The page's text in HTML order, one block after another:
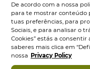
envolvente deixa
delicadamente
isto, graças à sua
vegetal.
Formato em
De acordo com a nossa
para te mostrar conteúdo
tuas preferências, para
Sociais, e para analisar o
Cookies” estás a
saberes mais clica em
nossa Privacy Policy